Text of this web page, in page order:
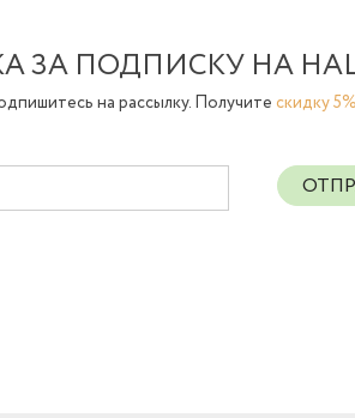
ЗА ПОДПИСКУ НА
на рассылку. Получите скидку 5%